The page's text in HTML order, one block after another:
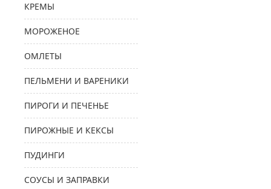
КРЕМЫ
МОРОЖЕНОЕ
ОМЛЕТЫ
ПЕЛЬМЕНИ И ВАРЕНИКИ
ПИРОГИ И ПЕЧЕНЬЕ
ПИРОЖНЫЕ И КЕКСЫ
ПУДИНГИ
СОУСЫ И ЗАПРАВКИ